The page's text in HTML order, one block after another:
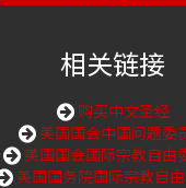
相关链接
购买中文圣经
美国国会中国问题委
美国国会国际宗教自由
美国国务院国际宗教自